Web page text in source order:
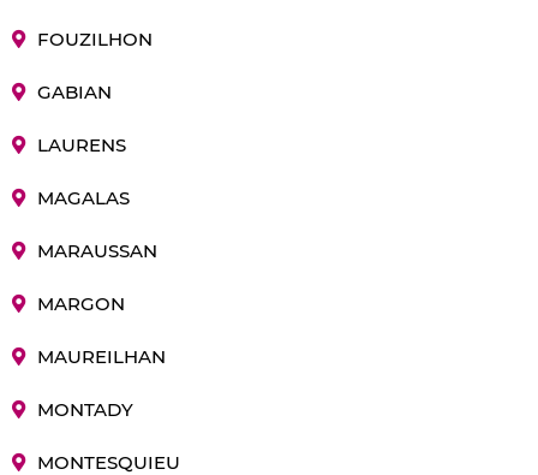
FOUZILHON
GABIAN
LAURENS
MAGALAS
MARAUSSAN
MARGON
MAUREILHAN
MONTADY
MONTESQUIEU